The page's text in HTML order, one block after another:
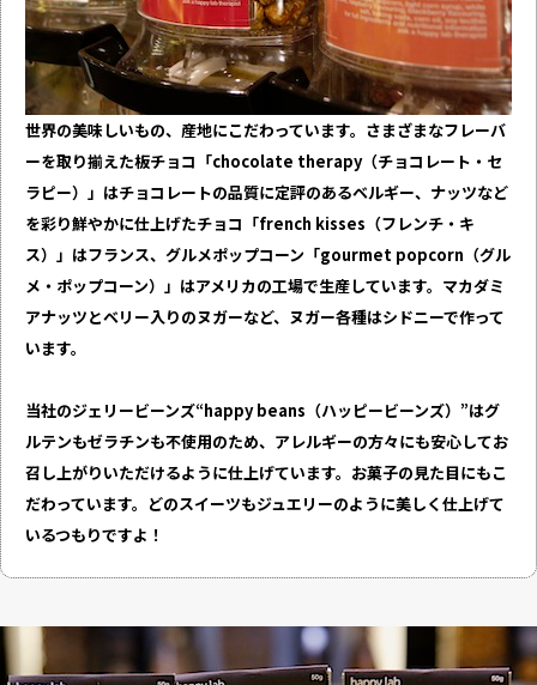
世界の美味しいもの、産地にこだわっています。さまざまなフレーバ
ーを取り揃えた板チョコ「chocolate therapy（チョコレート・セ
ラピー）」はチョコレートの品質に定評のあるベルギー、ナッツなど
を彩り鮮やかに仕上げたチョコ「french kisses（フレンチ・キ
ス）」はフランス、グルメポップコーン「gourmet popcorn（グル
メ・ポップコーン）」はアメリカの工場で生産しています。マカダミ
アナッツとベリー入りのヌガーなど、ヌガー各種はシドニーで作って
います。
当社のジェリービーンズ“happy beans（ハッピービーンズ）”はグ
ルテンもゼラチンも不使用のため、アレルギーの方々にも安心してお
召し上がりいただけるように仕上げています。お菓子の見た目にもこ
だわっています。どのスイーツもジュエリーのように美しく仕上げて
いるつもりですよ！